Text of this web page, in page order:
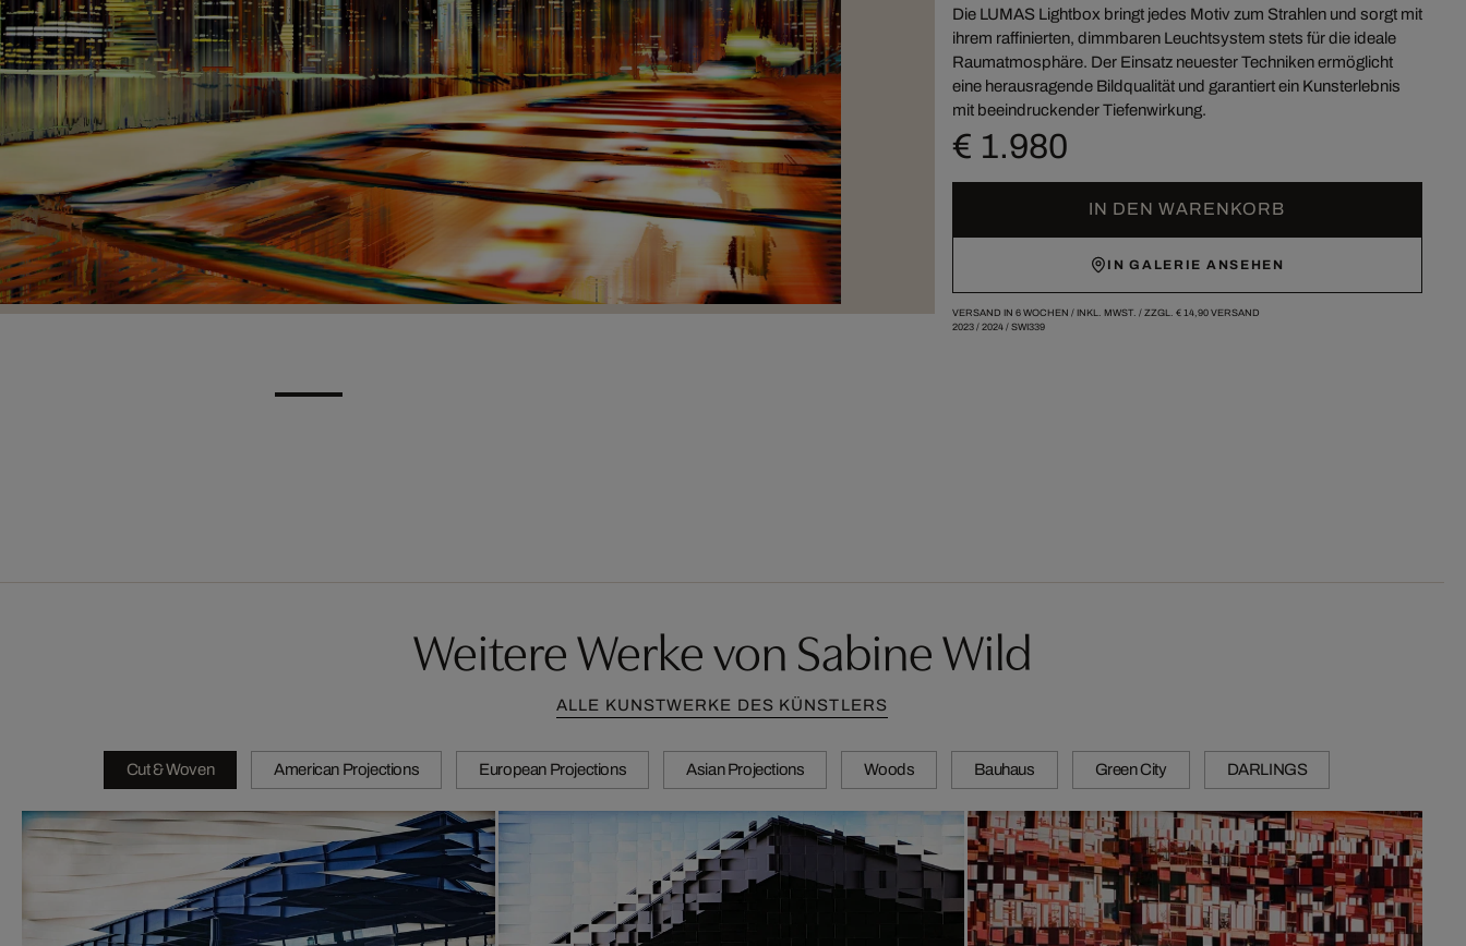
Die LUMAS Lightbox bringt jedes Motiv zum Strahlen und sorgt mit
ihrem raffinierten, dimmbaren Leuchtsystem stets für die ideale
Raumatmosphäre. Der Einsatz neuester Techniken ermöglicht
eine herausragende Bildqualität und garantiert ein Kunsterlebnis
mit beeindruckender Tiefenwirkung.
€ 1.980
IN DEN WARENKORB
IN GALERIE ANSEHEN
VERSAND IN 6 WOCHEN / INKL. MWST. / ZZGL. € 14,90VERSAND
2023/ 2024/ SWI339
Weitere Werke von Sabine Wild
ALLE KUNSTWERKE DES KÜNSTLERS
Cut & Woven American Projections European Projections Asian Projections Woods Bauhaus Green City DARLINGS